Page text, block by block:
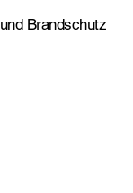
Brandschutz